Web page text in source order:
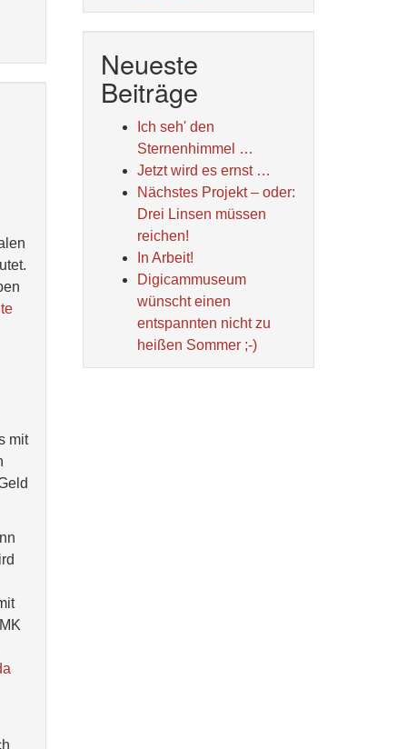
mit
Neueste
Beiträge
Ich seh' den
Sternenhimmel …
Jetzt wird es ernst …
Nächstes Projekt – oder:
Drei Linsen müssen
reichen!
In Arbeit!
Digicammuseum
wünscht einen
entspannten nicht zu
heißen Sommer ;-)